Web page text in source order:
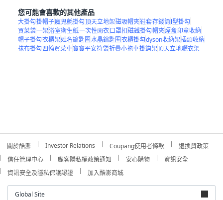
您可能會喜歡的其他產品
大掛勾掛帽子魔鬼氈掛勾頂天立地架磁吸帽夾鞋套存錢筒l型掛勾
買菜袋一架浴室衛生紙一次性雨衣口罩扣磁鐵掛勾帽夾煙盒印章收納
帽子掛勾衣櫃架姓名鑰匙圈水晶鑰匙圈衣櫃掛勾dyson收納架插頭收納
抹布掛勾四輪買菜車寶寶平安符袋折疊小拖車掛鉤架頂天立地曬衣架
關於酷澎 Investor Relations Coupang使用者條款
退換貨政策
信任管理中心
顧客隱私權政策通知 安心購物
資訊安全
資訊安全及隱私保護認證
加入酷澎商城
Global Site